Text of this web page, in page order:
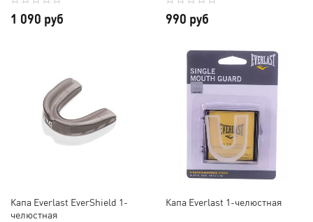
1 090 руб 990 руб
Капа Everlast EverShield 1-
челюстная
Капа Everlast 1-челюстная